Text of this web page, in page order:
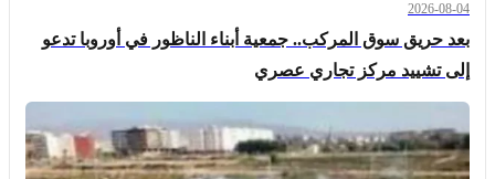
2026-08-04
بعد حريق سوق المركب.. جمعية أبناء الناظور في أوروبا تدعو
إلى تشييد مركز تجاري عصري